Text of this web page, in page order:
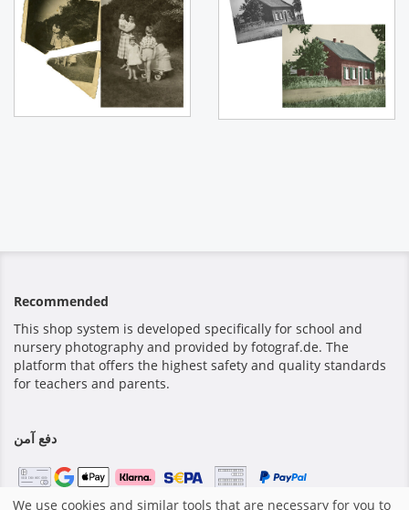
Recommended
This shop system is developed specifically for school and
nursery photography and provided by fotograf.de. The
platform that offers the highest safety and quality standards
for teachers and parents.
دفع آمن
We use cookies and similar tools that are necessary for you to